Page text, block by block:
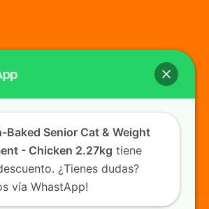
4676
TusMascotas.cl
Baked Senior Cat & Weight
- Chicken 2.27kg tiene
¿Tienes dudas?
vía WhastApp!